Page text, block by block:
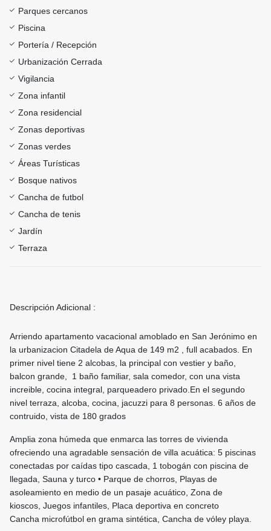
Parques cercanos
Piscina
Portería / Recepción
Urbanización Cerrada
Vigilancia
Zona infantil
Zona residencial
Zonas deportivas
Zonas verdes
Áreas Turísticas
Bosque nativos
Cancha de futbol
Cancha de tenis
Jardín
Terraza
Descripción Adicional :
Arriendo apartamento vacacional amoblado en San Jerónimo en
la urbanizacion Citadela de Aqua de 149 m2 , full acabados. En
primer nivel tiene 2 alcobas, la principal con vestier y baño,
balcon grande, 1 baño familiar, sala comedor, con una vista
increible, cocina integral, parqueadero privado.En el segundo
nivel terraza, alcoba, cocina, jacuzzi para 8 personas. 6 años de
contruido, vista de 180 grados
Amplia zona húmeda que enmarca las torres de vivienda
ofreciendo una agradable sensación de villa acuática: 5 piscinas
conectadas por caídas tipo cascada, 1 tobogán con piscina de
llegada, Sauna y turco • Parque de chorros, Playas de
asoleamiento en medio de un pasaje acuático, Zona de
kioscos, Juegos infantiles, Placa deportiva en concreto
Cancha microfútbol en grama sintética, Cancha de vóley playa.